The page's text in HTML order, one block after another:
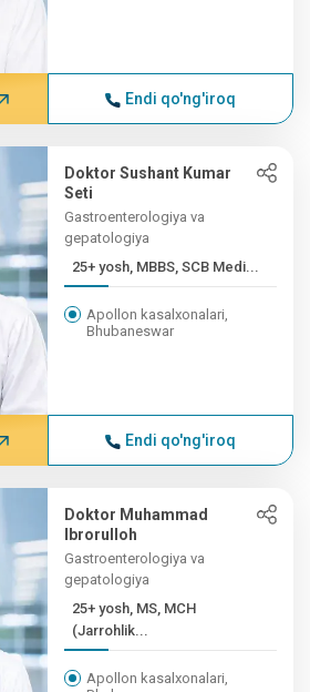
Endi qo'ng'iroq
Doktor Sushant Kumar
Seti
Gastroenterologiya va
gepatologiya
25+ yosh, MBBS, SCB Medi...
Apollon kasalxonalari,
Bhubaneswar
Endi qo'ng'iroq
Doktor Muhammad
Ibrorulloh
Gastroenterologiya va
gepatologiya
25+ yosh, MS, MCH
(Jarrohlik...
Apollon kasalxonalari,